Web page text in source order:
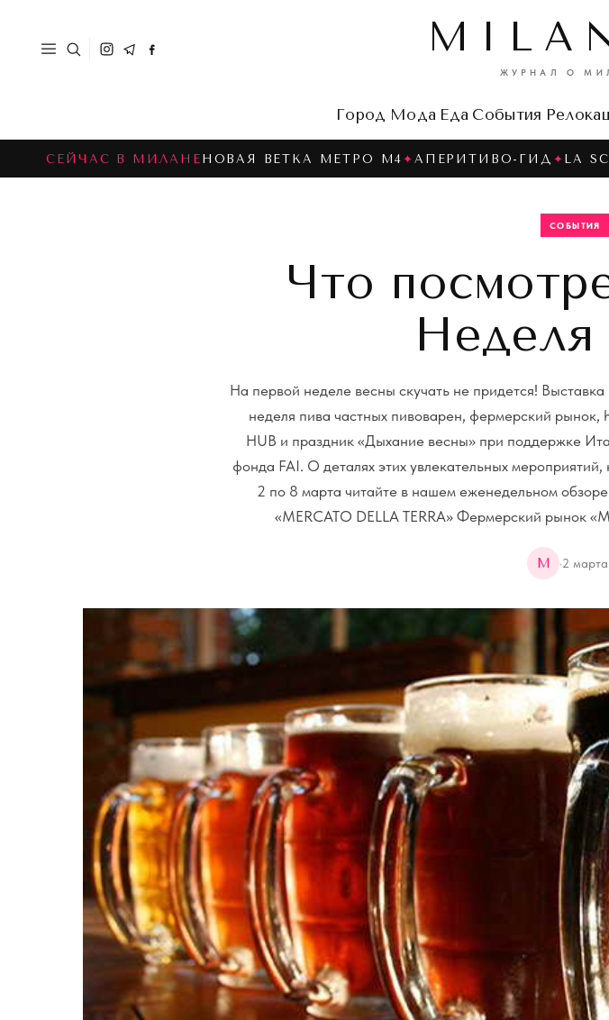
ЖУРНАЛ О
Город Мода Еда События
СЕЙЧАС В МИЛАНЕ НОВАЯ ВЕТКА МЕТРО M4 ✦ АПЕРИТИВО-ГИД ✦ LA
СОБЫТИЯ
Что
Неделя
На первой неделе весны скучать не придется!
неделя пива частных пивоварен, фермерский рынок,
HUB и праздник «Дыхание весны» при поддержке
фонда FAI. О деталях этих увлекательных
2 по 8 марта читайте в нашем еженедельном
«MERCATO DELLA TERRA» Фермерский рынок
M ·2 марта